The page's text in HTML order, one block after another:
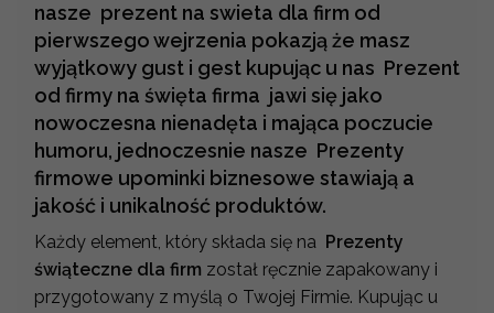
nasze prezent na swieta dla firm od
pierwszego wejrzenia pokazją że masz
wyjątkowy gust i gest kupując u nas Prezent
od firmy na święta firma jawi się jako
nowoczesna nienadęta i mająca poczucie
humoru, jednoczesnie nasze Prezenty
firmowe upominki biznesowe stawiają a
jakość i unikalność produktów.
Każdy element, który składa się na Prezenty
świąteczne dla firm został ręcznie zapakowany i
przygotowany z myślą o Twojej Firmie. Kupując u